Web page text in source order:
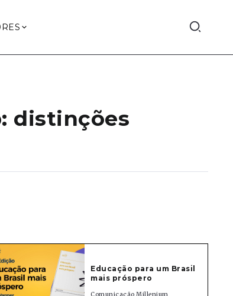
distinções
Educação para um Brasil
mais próspero